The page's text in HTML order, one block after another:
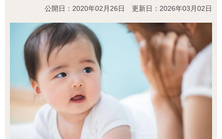
公開日：2020年02月26日 更新日：2026年03月02日